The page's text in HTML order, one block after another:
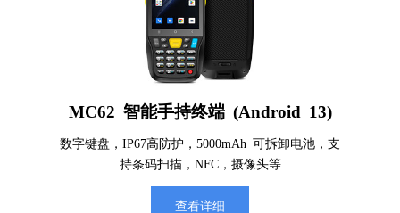
MC62 智能手持终端 (Android 13)
数字键盘，IP67高防护，5000mAh 可拆卸电池，支
持条码扫描，NFC，摄像头等
查看详细